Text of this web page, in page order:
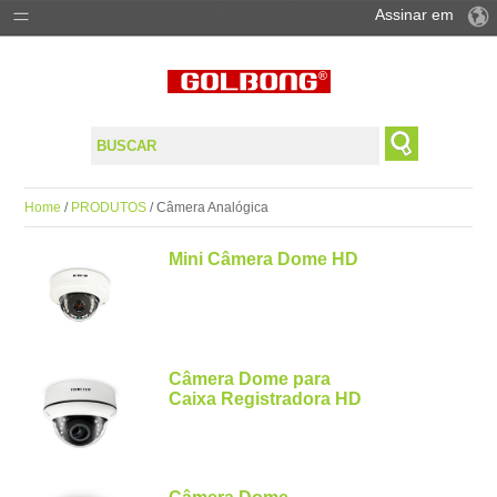
SUPORTE
Assinar em
Home / PRODUTOS / Câmera Analógica
Mini Câmera Dome HD
Câmera Dome para
Caixa Registradora HD